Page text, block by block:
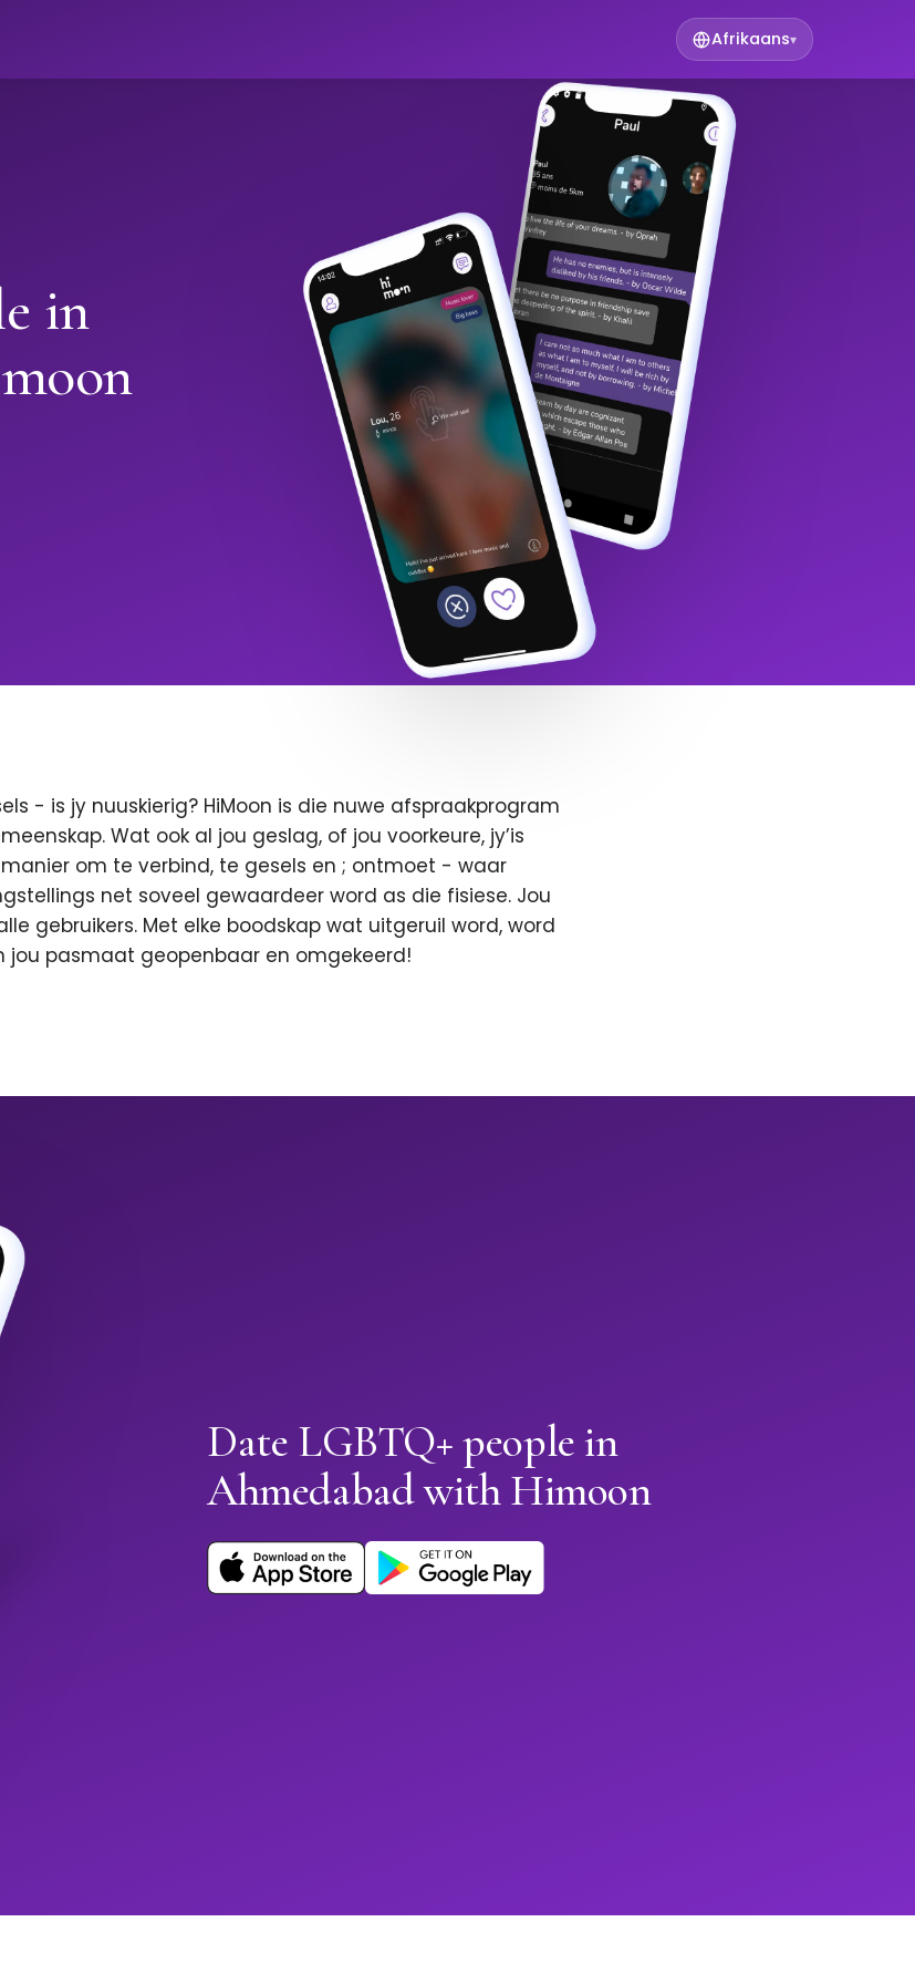
Afrikaans▾
in
- is jy nuuskierig? HiMoon is die nuwe afspraakprogram
Wat ook al jou geslag, of jou voorkeure, jy’is
manier om te verbind, te gesels en ; ontmoet - waar
net soveel gewaardeer word as die fisiese. Jou
gebruikers. Met elke boodskap wat uitgeruil word, word
jou pasmaat geopenbaar en omgekeerd!
Date LGBTQ+ people in
Ahmedabad with Himoon